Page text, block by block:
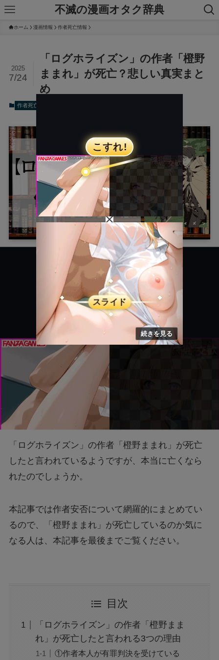
不滅の漫画オタク辞典
ホーム 漫画情報 作者死亡情報
「ログホライズン」の作者「橙野
ままれ」が死亡？悲しい真実まと
め
2025
7/24
作者死亡情報
「ログホライズン」の作者「橙野ままれ」が死亡
したと言われているようですが、本当に亡くなら
れたのでしょうか。
本記事では作者安否について網羅的にまとめてい
るので、「橙野ままれ」が死亡しているのか気に
なる人は、本記事を最後までご覧ください。
目次
「ログホライズン」の作者「橙野まま
れ」が死亡したと言われる3つの理由
①作者本人が有罪判決を受けている